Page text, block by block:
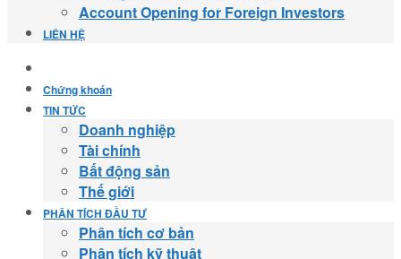
Account Opening for Foreign Investors
LIÊN HỆ
Chứng khoán
TIN TỨC
Doanh nghiệp
Tài chính
Bất động sản
Thế giới
PHÂN TÍCH ĐẦU TƯ
Phân tích cơ bản
Phân tích kỹ thuật